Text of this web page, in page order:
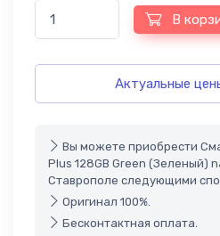
В
Актуальные
Вы можете приобрести
Plus 128GB Green (Зеленый)
Ставрополе следующими
Оригинал 100%.
Бесконтактная оплата.